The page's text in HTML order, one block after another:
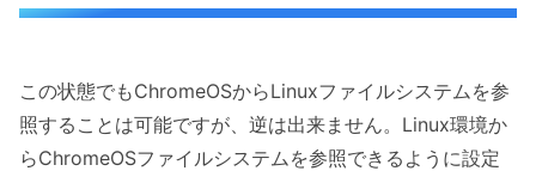
この状態でもChromeOSからLinuxファイルシステムを参
照することは可能ですが、逆は出来ません。Linux環境か
らChromeOSファイルシステムを参照できるように設定